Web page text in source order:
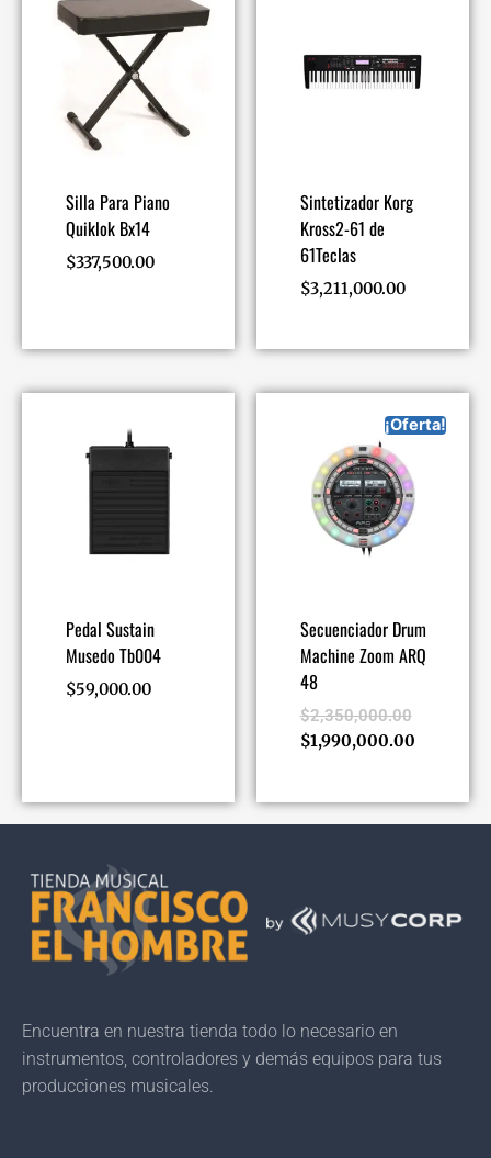
Silla Para Piano
Quiklok Bx14
$337,500.00
Sintetizador Korg
Kross2-61 de
61Teclas
$3,211,000.00
Pedal Sustain
Musedo Tb004
$59,000.00
¡Oferta!
Secuenciador Drum
Machine Zoom ARQ
48
$2,350,000.00
$1,990,000.00
Encuentra en nuestra tienda todo lo necesario en
instrumentos, controladores y demás equipos para tus
producciones musicales.